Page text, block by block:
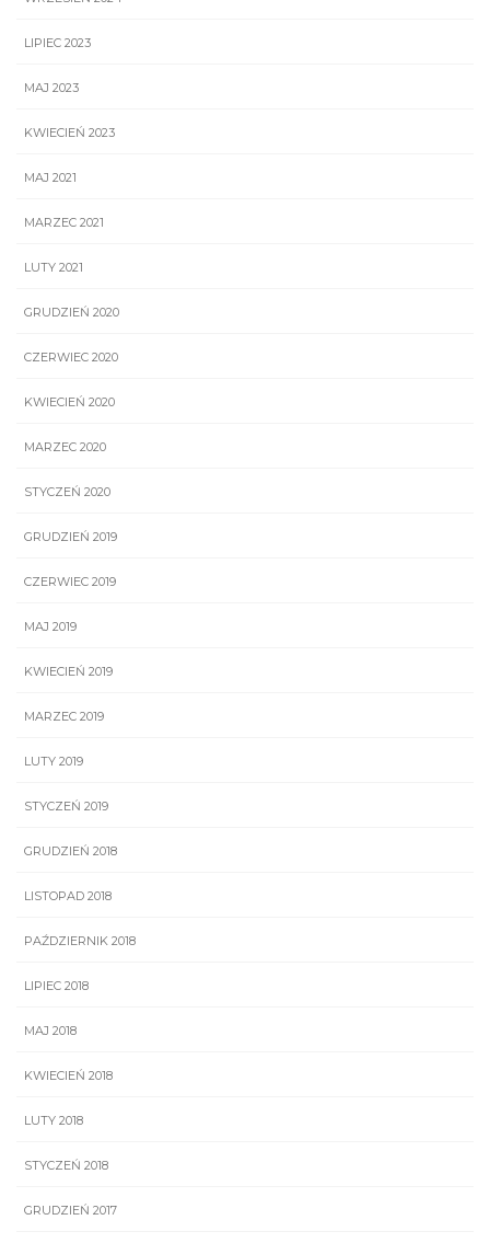
LIPIEC 2023
MAJ 2023
KWIECIEŃ 2023
MAJ 2021
MARZEC 2021
LUTY 2021
GRUDZIEŃ 2020
CZERWIEC 2020
KWIECIEŃ 2020
MARZEC 2020
STYCZEŃ 2020
GRUDZIEŃ 2019
CZERWIEC 2019
MAJ 2019
KWIECIEŃ 2019
MARZEC 2019
LUTY 2019
STYCZEŃ 2019
GRUDZIEŃ 2018
LISTOPAD 2018
PAŹDZIERNIK 2018
LIPIEC 2018
MAJ 2018
KWIECIEŃ 2018
LUTY 2018
STYCZEŃ 2018
GRUDZIEŃ 2017